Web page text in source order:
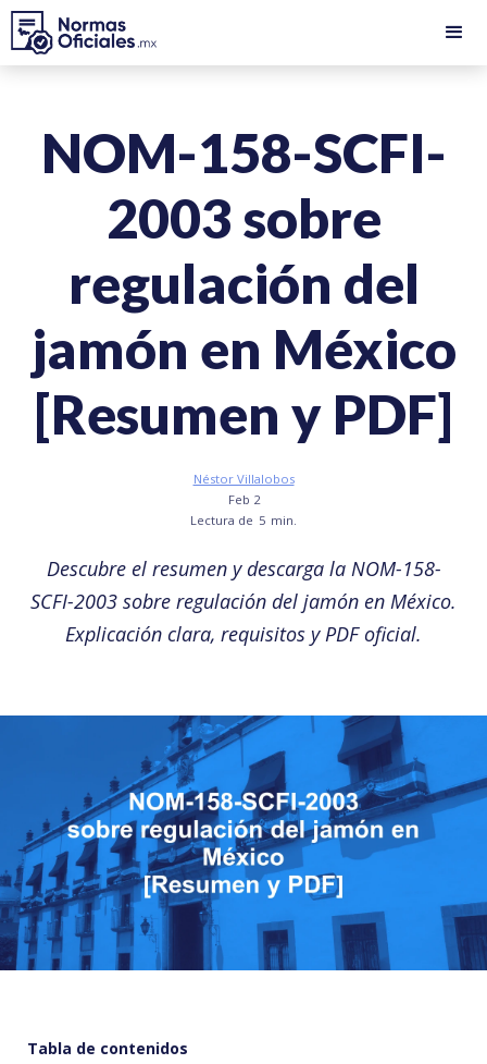
NOM-158-SCFI-
2003 sobre
regulación del
jamón en México
[Resumen y PDF]
Néstor Villalobos
Feb 2
Lectura de 5 min.
Descubre el resumen y descarga la NOM-158-
SCFI-2003 sobre regulación del jamón en México.
Explicación clara, requisitos y PDF oficial.
Tabla de contenidos